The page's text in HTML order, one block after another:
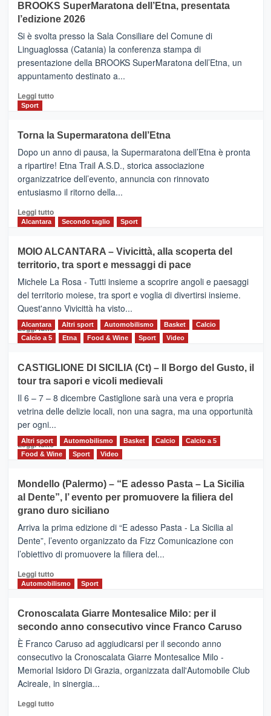
con
la
Al
via
i
collegamenti
BROOKS SuperMaratona dell’Etna, presentata
l’edizione 2026
Si è svolta presso la Sala Consiliare del Comune di
Linguaglossa (Catania) la conferenza stampa di
presentazione della BROOKS SuperMaratona dell’Etna, un
appuntamento destinato a...
Leggi tuttoLeggi
BROOKS
SuperMaratona
dell’Etna,
presentata
l’edizione
2026
Sport
Torna la Supermaratona dell’Etna
Dopo un anno di pausa, la Supermaratona dell’Etna è pronta
a ripartire! Etna Trail A.S.D., storica associazione
organizzatrice dell’evento, annuncia con rinnovato
entusiasmo il ritorno della...
Leggi tuttoLeggi
Torna
la
Supermaratona
dell’Etna
Alcantara Secondo taglio Sport
MOIO ALCANTARA – Vivicittà, alla scoperta del
territorio, tra sport e messaggi di pace
Michele La Rosa - Tutti insieme a scoprire angoli e paesaggi
del territorio moiese, tra sport e voglia di divertirsi insieme.
Quest'anno Vivicittà ha visto...
Leggi tutto Leggi
MOIO
ALCANTARA
–
Vivicittà,
alla
scoperta
del
territorio,
e
messaggi
di
Alcantara Altri sport Automobilismo Basket
Calcio
Calcio a 5
Etna Food & Wine Sport Video
CASTIGLIONE DI SICILIA (Ct) – Il Borgo del Gusto, il
tour tra sapori e vicoli medievali
Il 6 – 7 – 8 dicembre Castiglione sarà una vera e propria
vetrina delle delizie locali, non una sagra, ma una opportunità
per ogni...
Leggi tuttoLeggi
di
CASTIGLIONE
DI
SICILIA
(Ct)
–
Il
Borgo
Gusto,
il
tra
sapori
vicoli
medievali
Altri sport Automobilismo Basket Calcio
Calcio a 5
Food & Wine
Sport Video
Mondello (Palermo) – “E adesso Pasta – La Sicilia
al Dente”, l’ evento per promuovere la filiera del
grano duro siciliano
Arriva la prima edizione di “E adesso Pasta - La Sicilia al
Dente”, l’evento organizzato da Fizz Comunicazione con
l’obiettivo di promuovere la filiera del...
Leggi tuttoLeggi
di
Mondello
(Palermo)
–
“E
adesso
Pasta
–
Sicilia
Automobilismo Sport
Cronoscalata Giarre Montesalice Milo: per il
secondo anno consecutivo vince Franco Caruso
È Franco Caruso ad aggiudicarsi per il secondo anno
consecutivo la Cronoscalata Giarre Montesalice Milo -
Memorial Isidoro Di Grazia, organizzata dall'Automobile Club
Acireale, in sinergia...
Leggi tuttoLeggi